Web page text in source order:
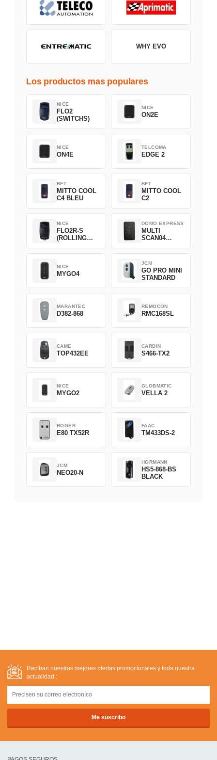
WHY EVO
Los productos mas populares
NICE
FLO2
(SWITCHS)
NICE
ON2E
NICE
ON4E
TELCOMA
EDGE 2
BFT
MITTO COOL
C4 BLEU
BFT
MITTO COOL
C2
NICE
FLO2R-S
(ROLLING
DOMO EXPRESS
MULTI
SCAN04
NICE
MYGO4
JCM
GO PRO MINI
STANDARD
MARANTEC
D382-868
REMOCON
RMC168SL
CAME
TOP432EE
CARDIN
S466-TX2
NICE
MYGO2
GLOBMATIC
VELLA 2
ROGER
E80 TX52R
FAAC
TM433DS-2
JCM
NEO20-N
HORMANN
HS5-868-BS
BLACK
Reciban nuestras mejores ofertas promocíonales y toda nuestra
actualidad :